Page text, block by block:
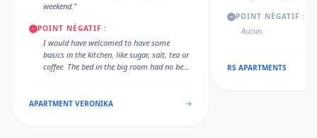
weekend."
POINT NÉGATIF :
I would have welcomed to have some
basics in the kitchen, like sugar, salt, tea or
coffee. The bed in the big room had no bed
APARTMENT VERONIKA
POINT NÉGATIF :
Aucun.
RS APARTMENTS